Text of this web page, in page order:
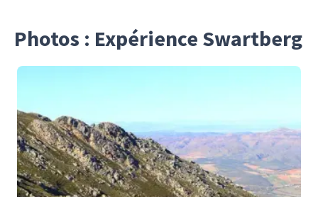
Photos : Expérience Swartberg